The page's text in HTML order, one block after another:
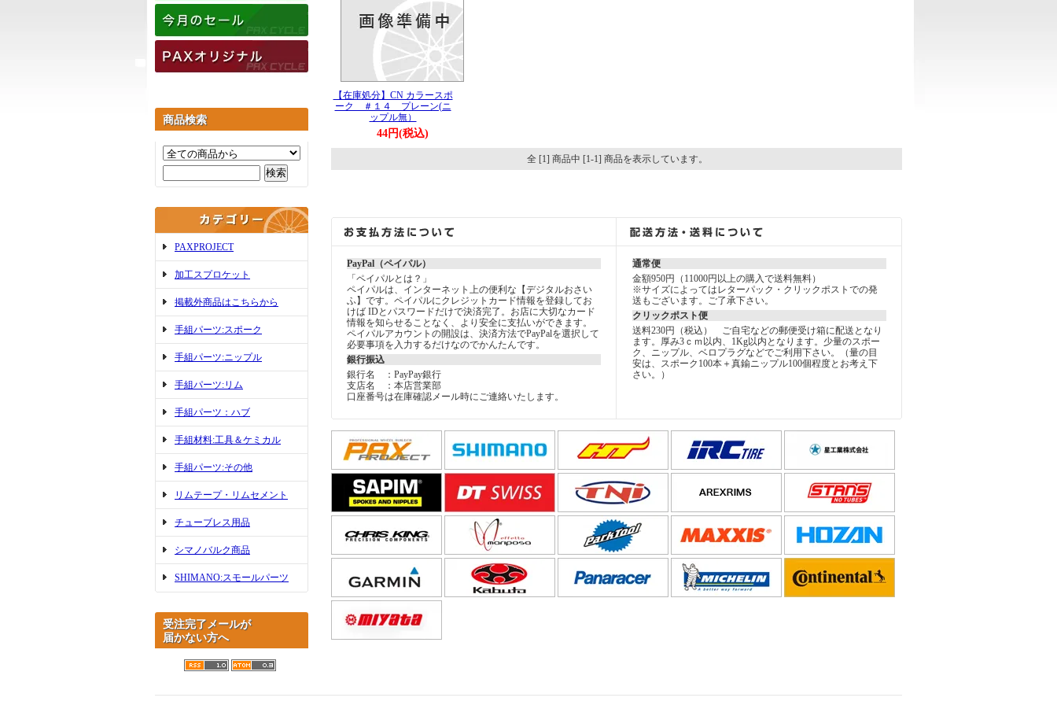
商品検索
PAXPROJECT
加工スプロケット
掲載外商品はこちらから
手組パーツ:スポーク
手組パーツ:ニップル
手組パーツ:リム
手組パーツ：ハブ
手組材料:工具＆ケミカル
手組パーツ:その他
リムテープ・リムセメント
チューブレス用品
シマノバルク商品
SHIMANO:スモールパーツ
受注完了メールが
届かない方へ
【在庫処分】CN カラースポ
ーク ＃１４ プレーン(ニ
ップル無）
44円(税込)
全 [1] 商品中 [1-1] 商品を表示しています。
PayPal（ペイパル）
「ペイパルとは？」
ペイパルは、インターネット上の便利な【デジタルおさい
ふ】です。ペイパルにクレジットカード情報を登録してお
けば IDとパスワードだけで決済完了。お店に大切なカード
情報を知らせることなく、より安全に支払いができます。
ペイパルアカウントの開設は、決済方法でPayPalを選択して
必要事項を入力するだけなのでかんたんです。
銀行振込
銀行名 ：PayPay銀行
支店名 ：本店営業部
口座番号は在庫確認メール時にご連絡いたします。
通常便
金額950円（11000円以上の購入で送料無料）
※サイズによってはレターパック・クリックポストでの発
送もございます。ご了承下さい。
クリックポスト便
送料230円（税込） ご自宅などの郵便受け箱に配送となり
ます。厚み3ｃｍ以内、1Kg以内となります。少量のスポー
ク、ニップル、ベロプラグなどでご利用下さい。（量の目
安は、スポーク100本＋真鍮ニップル100個程度とお考え下
さい。）